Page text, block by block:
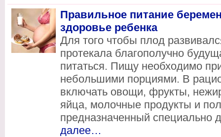
Правильное питание
здоровье ребенка
Для того чтобы плод
протекала благополучно
питаться. Пищу необходимо
небольшими порциями. В
включать овощи, фрукты,
яйца, молочные продукты и
предназначенный
далее…